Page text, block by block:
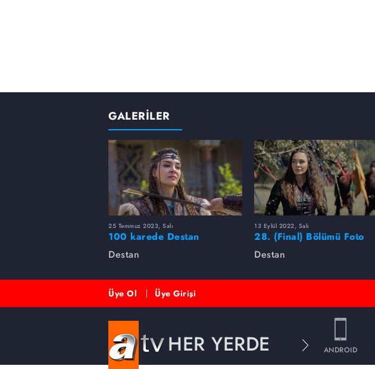
GALERİLER
25 Temmuz 2023, Salı
100 karede Destan
Destan
13 Eylül 2022, Salı
28. (Final) Bölümü Foto
Galeri
Destan
Üye Ol Üye Girişi
HER YERDE ANDROID